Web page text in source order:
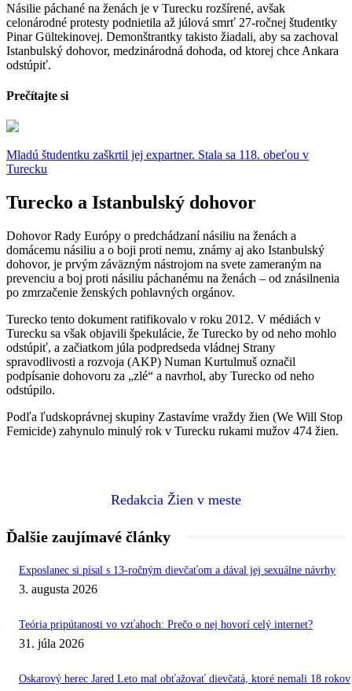
Násilie páchané na ženách je v Turecku rozšírené, avšak
celonárodné protesty podnietila až júlová smrť 27-ročnej študentky
Pinar Gültekinovej. Demonštrantky takisto žiadali, aby sa zachoval
Istanbulský dohovor, medzinárodná dohoda, od ktorej chce Ankara
odstúpiť.
Prečítajte si
Mladú študentku zaškrtil jej expartner. Stala sa 118. obeťou v
Turecku
Turecko a Istanbulský dohovor
Dohovor Rady Európy o predchádzaní násiliu na ženách a
domácemu násiliu a o boji proti nemu, známy aj ako Istanbulský
dohovor, je prvým záväzným nástrojom na svete zameraným na
prevenciu a boj proti násiliu páchanému na ženách – od znásilnenia
po zmrzačenie ženských pohlavných orgánov.
Turecko tento dokument ratifikovalo v roku 2012. V médiách v
Turecku sa však objavili špekulácie, že Turecko by od neho mohlo
odstúpiť, a začiatkom júla podpredseda vládnej Strany
spravodlivosti a rozvoja (AKP) Numan Kurtulmuš označil
podpísanie dohovoru za „zlé“ a navrhol, aby Turecko od neho
odstúpilo.
Podľa ľudskoprávnej skupiny Zastavíme vraždy žien (We Will Stop
Femicide) zahynulo minulý rok v Turecku rukami mužov 474 žien.
Redakcia Žien v meste
Ďalšie zaujímavé články
Exposlanec si písal s 13-ročným dievčaťom a dával jej sexuálne návrhy
3. augusta 2026
Teória pripútanosti vo vzťahoch: Prečo o nej hovorí celý internet?
31. júla 2026
Oskarový herec Jared Leto mal obťažovať dievčatá, ktoré nemali 18 rokov